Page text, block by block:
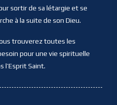
sortir de sa létargie et se
à la suite de son Dieu.
trouverez toutes les
pour une vie spirituelle
l’Esprit Saint.